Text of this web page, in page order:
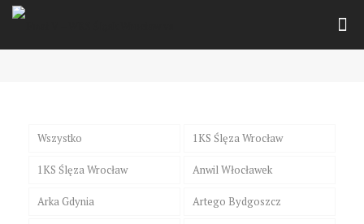
Wszystko 1KS Ślęza Wrocław
1KS Ślęza Wrocław Anwil Włocławek
Arka Gdynia Artego Bydgoszcz